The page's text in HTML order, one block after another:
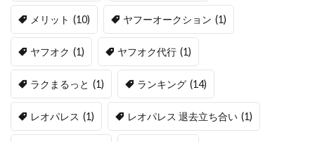
メリット (10) ヤフーオークション (1)
ヤフオク (1) ヤフオク代行 (1)
ラクまるっと (1) ランキング (14)
レオパレス (1) レオパレス 退去立ち合い (1)